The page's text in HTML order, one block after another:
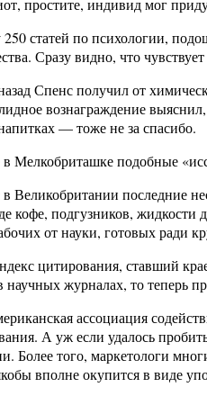
простите, индивид мог
250 статей по психологии,
Сразу видно, что
Спенс получил от
вознаграждение
— тоже не за спасибо.
Мелкобриташке подобные
Великобритании последние
кофе, подгузников, жидкости
от науки, готовых ради
цитирования, ставший
научных журналах, то теперь
ассоциация
А уж если удалось
Более того, маркетологи
вполне окупится в виде